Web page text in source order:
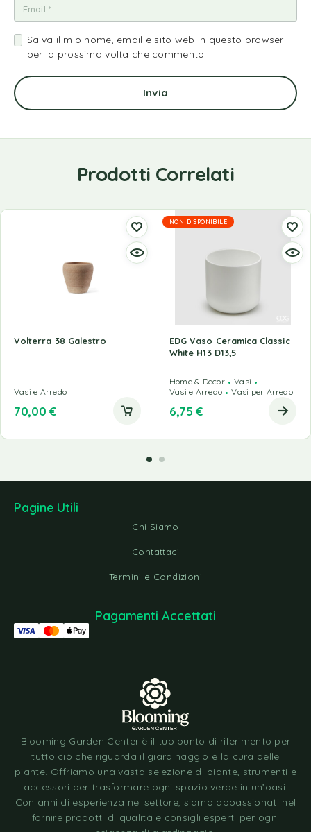
Salva il mio nome, email e sito web in questo browser
per la prossima volta che commento.
Prodotti Correlati
Volterra 38 Galestro
Vasi e Arredo
70,00 €
NON DISPONIBILE
EDG Vaso Ceramica Classic
White H13 D13,5
Home & Decor
Vasi
Vasi e Arredo
Vasi per Arredo
6,75€
Pagine Utili
Chi Siamo
Contattaci
Termini e Condizioni
Blooming Garden Center è il tuo punto di riferimento per
tutto ciò che riguarda il giardinaggio e la cura delle
piante. Offriamo una vasta selezione di piante, strumenti e
accessori per trasformare ogni spazio verde in un’oasi.
Con anni di esperienza nel settore, siamo appassionati nel
fornire prodotti di qualità e consigli esperti per ogni
Pagamenti Accettati